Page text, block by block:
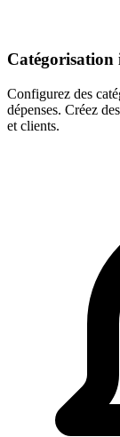
Catégorisation
Configurez des
dépenses. Créez
et clients.